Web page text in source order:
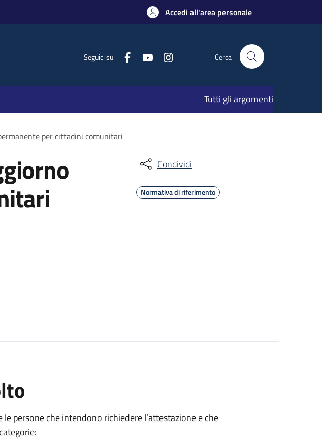
Accedi all'area personale
Seguici su Cerca
Tutti gli argomenti
per cittadini comunitari
Condividi
Normativa di riferimento
persone che intendono richiedere l’attestazione e che